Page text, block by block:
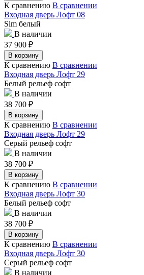
К сравнению В сравнении
Входная дверь Лофт 08
Sim белый
В наличии
37 900 ₽
В корзину
К сравнению В сравнении
Входная дверь Лофт 29
Белый рельеф софт
В наличии
38 700 ₽
В корзину
К сравнению В сравнении
Входная дверь Лофт 29
Серый рельеф софт
В наличии
38 700 ₽
В корзину
К сравнению В сравнении
Входная дверь Лофт 30
Белый рельеф софт
В наличии
38 700 ₽
В корзину
К сравнению В сравнении
Входная дверь Лофт 30
Серый рельеф софт
В наличии